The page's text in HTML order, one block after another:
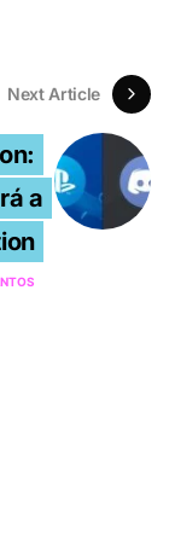
Next Article
a